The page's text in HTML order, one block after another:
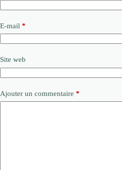
E-mail *
Site web
Ajouter un commentaire *